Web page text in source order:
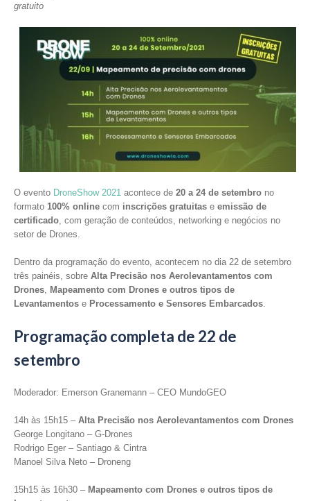
gratuito
O evento DroneShow 2021 acontece de 20 a 24 de setembro no
formato 100% online com inscrições gratuitas e emissão de
certificado, com geração de conteúdos, networking e negócios no
setor de Drones.
Dentro da programação do evento, acontecem no dia 22 de setembro
três painéis, sobre Alta Precisão nos Aerolevantamentos com
Drones, Mapeamento com Drones e outros tipos de
Levantamentos e Processamento e Sensores Embarcados.
Programação completa de 22 de
setembro
Moderador: Emerson Granemann – CEO MundoGEO
14h às 15h15 – Alta Precisão nos Aerolevantamentos com Drones
George Longitano – G-Drones
Rodrigo Eger – Santiago & Cintra
Manoel Silva Neto – Droneng
15h15 às 16h30 – Mapeamento com Drones e outros tipos de